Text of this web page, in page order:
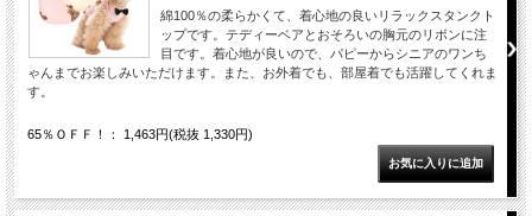
綿100％の柔らかくて、着心地の良いリラックスタンクト
ップです。テディーベアとおそろいの胸元のリボンに注
目です。着心地が良いので、パピーからシニアのワンち
ゃんまでお楽しみいただけます。また、お外着でも、部屋着でも活躍してくれま
す。
65％ＯＦＦ！： 1,463円(税抜 1,330円)